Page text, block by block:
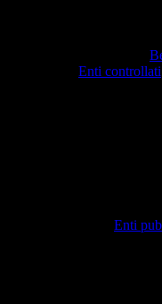
Enti controllati
Enti